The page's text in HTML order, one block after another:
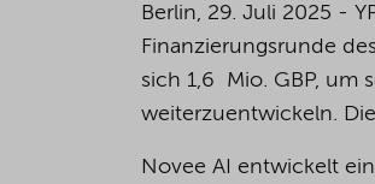
Berlin, 29. Juli 2025 -
Finanzierungsrunde
sich 1,6 Mio. GBP, um
weiterzuentwickeln.
Novee AI entwickelt